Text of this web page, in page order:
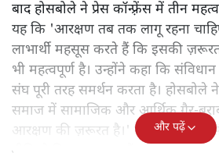
बाद होसबोले ने प्रेस कॉन्फ़्रेंस में तीन
यह कि 'आरक्षण तब तक लागू रहना
लाभार्थी महसूस करते हैं कि इसकी
भी महत्वपूर्ण है। उन्होंने कहा कि
संघ पूरी तरह समर्थन करता है। होसबोले
समाज में सामाजिक और आर्थिक ग़ैर-
आरक्षण की ज़रूरत है।' ये तीनों ही
नीति से बिल्कुल अलग हैं।
और पढ़ें